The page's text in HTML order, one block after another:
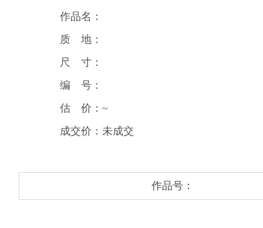
作品名：
质 地：
尺 寸：
编 号：
估 价：~
成交价：未成交
作品号：